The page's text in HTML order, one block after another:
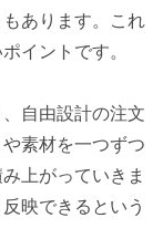
あります。これ
イントです。
自由設計の注文
素材を一つずつ
上がっていきま
映できるという